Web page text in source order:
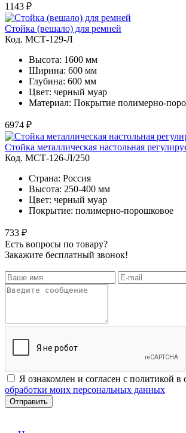
1143 ₽
Стойка (вешало) для ремней
Код. MСТ-129-Л
Высота: 1600 мм
Ширина: 600 мм
Глубина: 600 мм
Цвет: черный муар
Материал: Покрытие полимерно-
6974 ₽
Стойка металлическая настольная
Код. MСТ-126-Л/250
Страна: Россия
Высота: 250-400 мм
Цвет: черный муар
Покрытие: полимерно-порошковое
733 ₽
Есть вопросы по товару?
Закажите бесплатный звонок!
Я ознакомлен и согласен с политикой
обработки моих персональных данных